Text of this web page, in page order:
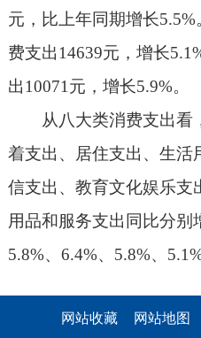
元，比上年同期增长
费支出14639元，增长
出10071元，增长5.9%。
从八大类消费支出看
着支出、居住支出、生活
信支出、教育文化娱乐支
用品和服务支出同比分别
5.8%、6.4%、5.8%、
网站收藏 网站地图